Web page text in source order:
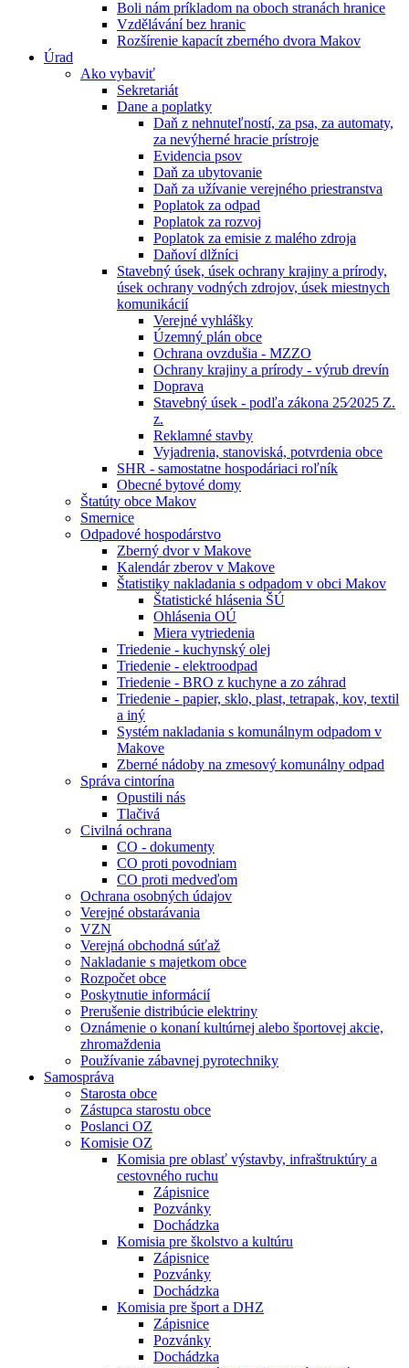
Boli nám príkladom na oboch stranách hranice
Vzdělávání bez hranic
Rozšírenie kapacít zberného dvora Makov
Úrad
Ako vybaviť
Sekretariát
Dane a poplatky
Daň z nehnuteľností, za psa, za automaty,
za nevýherné hracie prístroje
Evidencia psov
Daň za ubytovanie
Daň za užívanie verejného priestranstva
Poplatok za odpad
Poplatok za rozvoj
Poplatok za emisie z malého zdroja
Daňoví dlžníci
Stavebný úsek, úsek ochrany krajiny a prírody,
úsek ochrany vodných zdrojov, úsek miestnych
komunikácií
Verejné vyhlášky
Územný plán obce
Ochrana ovzdušia - MZZO
Ochrany krajiny a prírody - výrub drevín
Doprava
Stavebný úsek - podľa zákona 25⁄2025 Z.
z.
Reklamné stavby
Vyjadrenia, stanoviská, potvrdenia obce
SHR - samostatne hospodáriaci roľník
Obecné bytové domy
Štatúty obce Makov
Smernice
Odpadové hospodárstvo
Zberný dvor v Makove
Kalendár zberov v Makove
Štatistiky nakladania s odpadom v obci Makov
Štatistické hlásenia ŠÚ
Ohlásenia OÚ
Miera vytriedenia
Triedenie - kuchynský olej
Triedenie - elektroodpad
Triedenie - BRO z kuchyne a zo záhrad
Triedenie - papier, sklo, plast, tetrapak, kov, textil
a iný
Systém nakladania s komunálnym odpadom v
Makove
Zberné nádoby na zmesový komunálny odpad
Správa cintorína
Opustili nás
Tlačivá
Civilná ochrana
CO - dokumenty
CO proti povodniam
CO proti medveďom
Ochrana osobných údajov
Verejné obstarávania
VZN
Verejná obchodná súťaž
Nakladanie s majetkom obce
Rozpočet obce
Poskytnutie informácií
Prerušenie distribúcie elektriny
Oznámenie o konaní kultúrnej alebo športovej akcie,
zhromaždenia
Používanie zábavnej pyrotechniky
Samospráva
Starosta obce
Zástupca starostu obce
Poslanci OZ
Komisie OZ
Komisia pre oblasť výstavby, infraštruktúry a
cestovného ruchu
Zápisnice
Pozvánky
Dochádzka
Komisia pre školstvo a kultúru
Zápisnice
Pozvánky
Dochádzka
Komisia pre šport a DHZ
Zápisnice
Pozvánky
Dochádzka